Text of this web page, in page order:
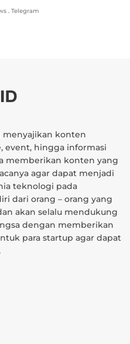
. Telegram
menyajikan konten
event, hingga informasi
memberikan konten yang
agar dapat menjadi
teknologi pada
dari orang – orang yang
akan selalu mendukung
dengan memberikan
para startup agar dapat